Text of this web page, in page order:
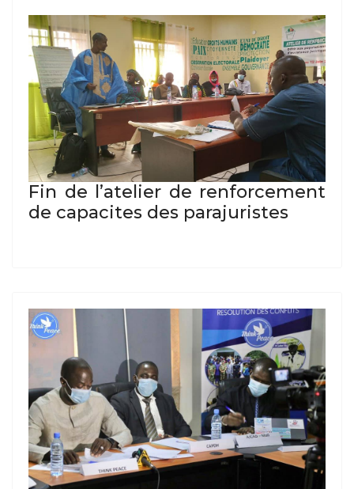
Fin de l’atelier de renforcement
de capacites des parajuristes